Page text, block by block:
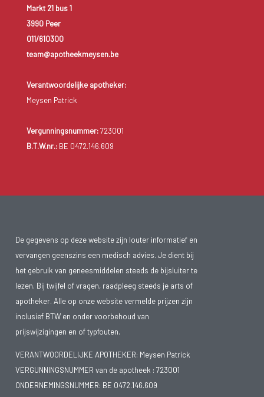
Markt 21 bus 1
3990 Peer
011/610300
team@apotheekmeysen.be
Verantwoordelijke apotheker:
Meysen Patrick
Vergunningsnummer:723001
B.T.W.nr.:BE 0472.146.609
De gegevens op deze website zijn louter informatief en
vervangen geenszins een medisch advies. Je dient bij
het gebruik van geneesmiddelen steeds de bijsluiter te
lezen. Bij twijfel of vragen, raadpleeg steeds je arts of
apotheker. Alle op onze website vermelde prijzen zijn
inclusief BTW en onder voorbehoud van
prijswijzigingen en of typfouten.
VERANTWOORDELIJKE APOTHEKER: Meysen Patrick
VERGUNNINGSNUMMER van de apotheek : 723001
ONDERNEMINGSNUMMER: BE 0472.146.609